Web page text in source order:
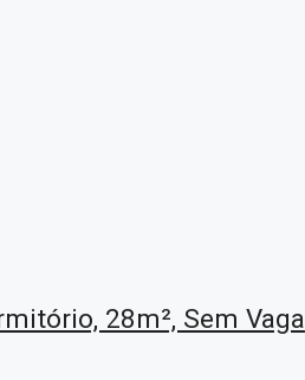
28m², Sem Vaga